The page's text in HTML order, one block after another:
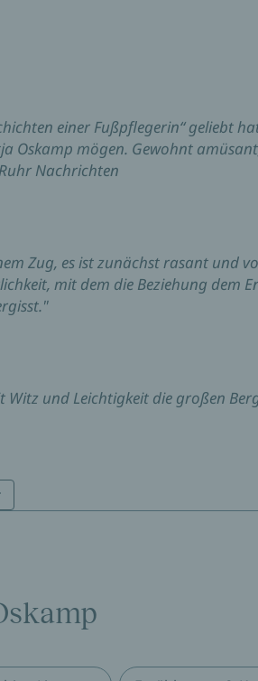
einer Fußpflegerin“ geliebt
Oskamp mögen. Gewohnt
Nachrichten
Zug, es ist zunächst rasant und
mit dem die Beziehung dem
und Leichtigkeit die großen
der Geschichte über eine
Vergnügen dank des von Humor
… [Katja Oskamp] ist als